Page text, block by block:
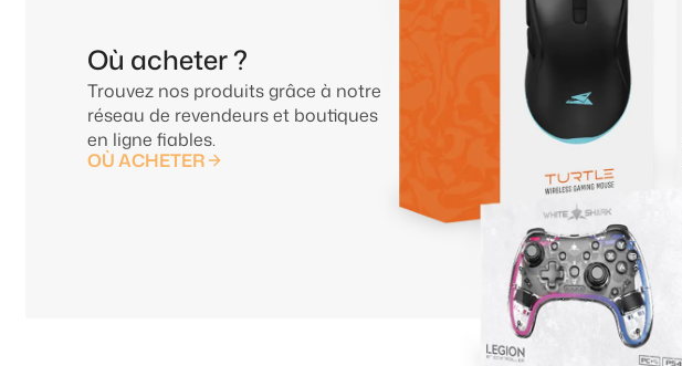
Trouvez nos produits grâce à notre
réseau de revendeurs et boutiques
en ligne fiables.
Où acheter ?
OÙ ACHETER